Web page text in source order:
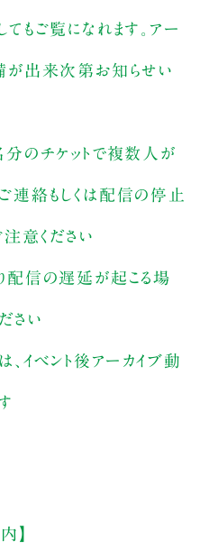
もご覧になれます。アー
が出来次第お知らせい
のチケットで複数人が
連絡もしくは配信の停止
注意ください
配信の遅延が起こる場
さい
、イベント後アーカイブ動
】